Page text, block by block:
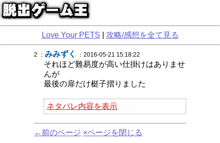
Love Your PETS 攻略/感想を全て見る
2 ： みみずく ：2016-05-21 15:18:22
それほど難易度が高い仕掛けはありませ
んが
最後の扉だけ梃子摺りました
ネタバレ内容を表示
←前のページ ×ページを閉じる